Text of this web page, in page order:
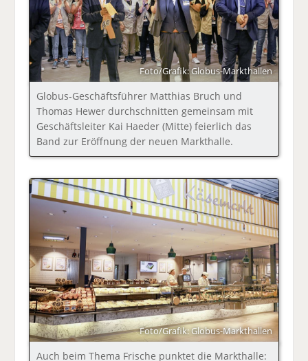
Foto/Grafik: Globus-Markthallen
Globus-Geschäftsführer Matthias Bruch und
Thomas Hewer durchschnitten gemeinsam mit
Geschäftsleiter Kai Haeder (Mitte) feierlich das
Band zur Eröffnung der neuen Markthalle.
Foto/Grafik: Globus-Markthallen
Auch beim Thema Frische punktet die Markthalle: